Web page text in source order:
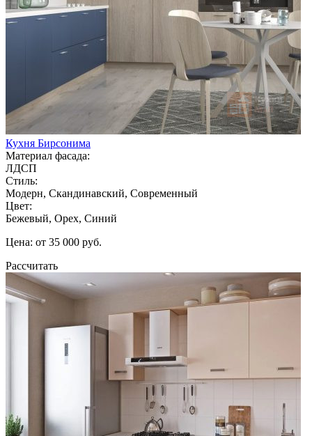
Кухня Бирсонима
Материал фасада:
ЛДСП
Стиль:
Модерн, Скандинавский, Современный
Цвет:
Бежевый, Орех, Синий
Цена: от 35 000 руб.
Рассчитать